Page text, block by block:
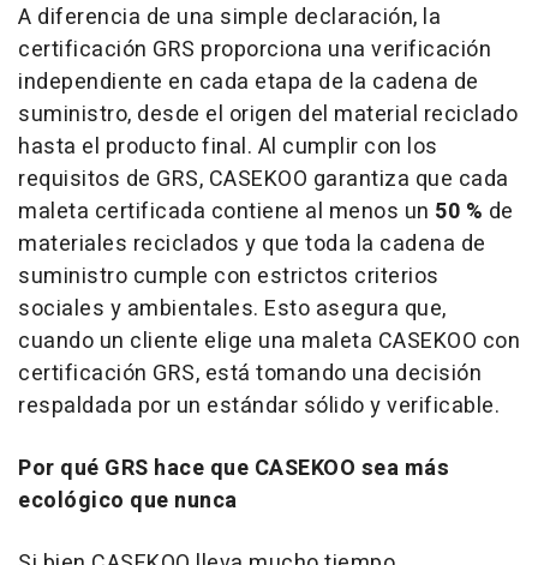
A diferencia de una simple declaración, la
certificación GRS proporciona una verificación
independiente en cada etapa de la cadena de
suministro, desde el origen del material reciclado
hasta el producto final. Al cumplir con los
requisitos de GRS, CASEKOO garantiza que cada
maleta certificada contiene al menos un 50 % de
materiales reciclados y que toda la cadena de
suministro cumple con estrictos criterios
sociales y ambientales. Esto asegura que,
cuando un cliente elige una maleta CASEKOO con
certificación GRS, está tomando una decisión
respaldada por un estándar sólido y verificable.
Por qué GRS hace que CASEKOO sea más
ecológico que nunca